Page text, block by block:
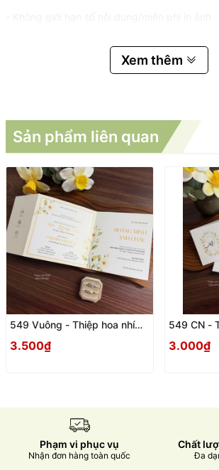
Xem thêm
Sản phẩm liên quan
549 Vuông - Thiệp hoa nhí
3.500₫
549 CN -
3.000₫
Phạm vi phục vụ
Nhận đơn hàng toàn quốc
Chất
Đa